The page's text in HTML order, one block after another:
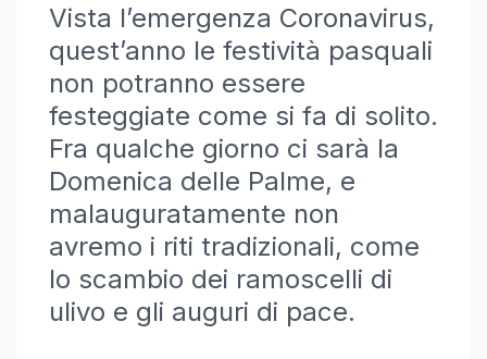
Vista l’emergenza Coronavirus,
quest’anno le festività pasquali
non potranno essere
festeggiate come si fa di solito.
Fra qualche giorno ci sarà la
Domenica delle Palme, e
malauguratamente non
avremo i riti tradizionali, come
lo scambio dei ramoscelli di
ulivo e gli auguri di pace.